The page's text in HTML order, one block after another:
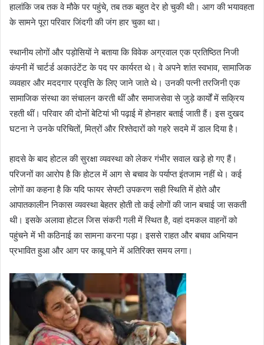
हालांकि जब तक वे मौके पर पहुंचे, तब तक बहुत देर हो चुकी थी। आग की भयावहता
के सामने पूरा परिवार जिंदगी की जंग हार चुका था।
स्थानीय लोगों और पड़ोसियों ने बताया कि विवेक अग्रवाल एक प्रतिष्ठित निजी
कंपनी में चार्टर्ड अकाउंटेंट के पद पर कार्यरत थे। वे अपने शांत स्वभाव, सामाजिक
व्यवहार और मददगार प्रवृत्ति के लिए जाने जाते थे। उनकी पत्नी तरजिनी एक
सामाजिक संस्था का संचालन करती थीं और समाजसेवा से जुड़े कार्यों में सक्रिय
रहती थीं। परिवार की दोनों बेटियां भी पढ़ाई में होनहार बताई जाती हैं। इस दुखद
घटना ने उनके परिचितों, मित्रों और रिश्तेदारों को गहरे सदमे में डाल दिया है।
हादसे के बाद होटल की सुरक्षा व्यवस्था को लेकर गंभीर सवाल खड़े हो गए हैं।
परिजनों का आरोप है कि होटल में आग से बचाव के पर्याप्त इंतजाम नहीं थे। कई
लोगों का कहना है कि यदि फायर सेफ्टी उपकरण सही स्थिति में होते और
आपातकालीन निकास व्यवस्था बेहतर होती तो कई लोगों की जान बचाई जा सकती
थी। इसके अलावा होटल जिस संकरी गली में स्थित है, वहां दमकल वाहनों को
पहुंचने में भी कठिनाई का सामना करना पड़ा। इससे राहत और बचाव अभियान
प्रभावित हुआ और आग पर काबू पाने में अतिरिक्त समय लगा।